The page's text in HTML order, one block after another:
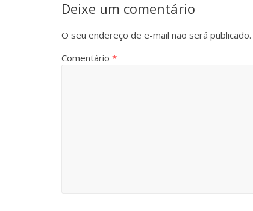
Deixe um comentário
O seu endereço de e-mail não será publicado.
Comentário *